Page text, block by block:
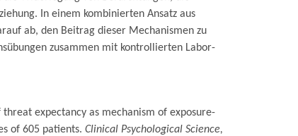
In einem kombinierten Ansatz aus
ab, den Beitrag dieser Mechanismen zu
zusammen mit kontrollierten Labor-
expectancy as mechanism of exposure-
of 605 patients. Clinical Psychological Science,